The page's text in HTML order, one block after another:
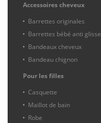
Accessoires cheveux
Barrettes originales
Barrettes bébé anti glisse
Bandeaux cheveux
Bandeau chignon
Pour les filles
Casquette
Maillot de bain
Robe